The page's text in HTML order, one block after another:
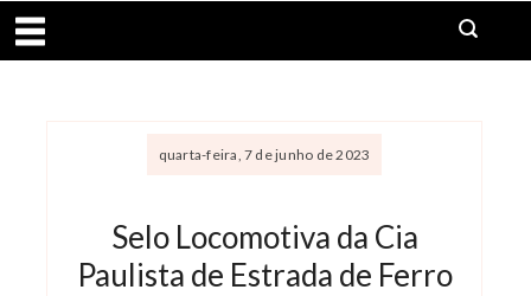
Abrir menu
quarta-feira, 7 de junho de 2023
Selo Locomotiva da Cia
Paulista de Estrada de Ferro